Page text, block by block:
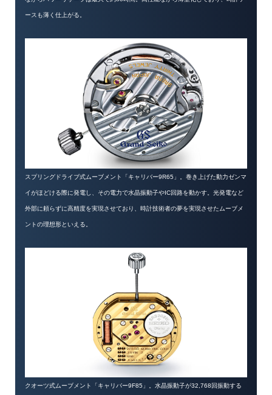
ースも薄く仕上がる。
スプリングドライブ式ムーブメント「キャリバー9R65」。巻き上げた動力ゼンマ
イがほどける際に発電し、その電力で水晶振動子やIC回路を動かす。光発電など
外部に頼らずに高精度を実現させており、時計技術者の夢を実現させたムーブメ
ントの理想形といえる。
クオーツ式ムーブメント「キャリバー9F85」。水晶振動子が32,768回振動する